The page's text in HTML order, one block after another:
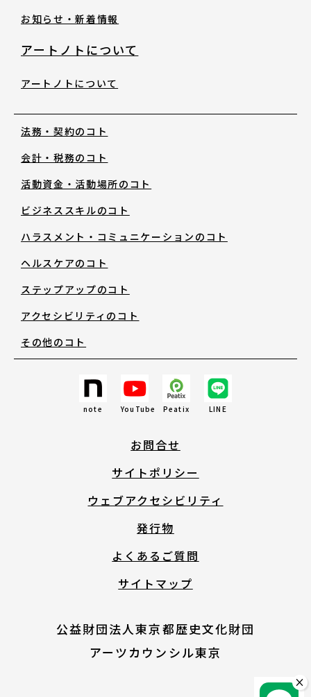
オリジナルツール
お知らせ・新着情報
アートノトについて
MESSAGE
やさしい日本語
アートノトについて
お知らせ・新着情報
アートノトについて
アートノトについて
法務・契約のコト
会計・税務のコト
活動資金・活動場所のコト
ビジネススキルのコト
ハラスメント・コミュニケーションのコト
ヘルスケアのコト
ステップアップのコト
アクセシビリティのコト
その他のコト
note YouTube Peatix LINE
お問合せ
サイトポリシー
ウェブアクセシビリティ
発行物
よくあるご質問
サイトマップ
公益財団法人東京都歴史文化財団
アーツカウンシル東京
×